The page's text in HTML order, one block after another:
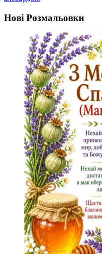
Нові Розмальовки